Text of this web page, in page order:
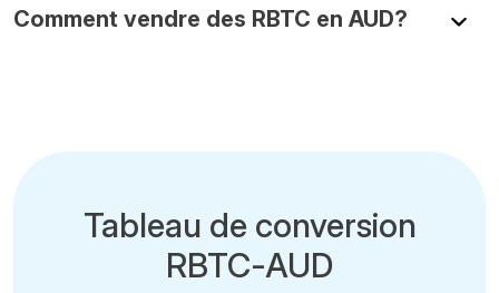
Comment vendre des RBTC en AUD?
Tableau de conversion
RBTC-AUD